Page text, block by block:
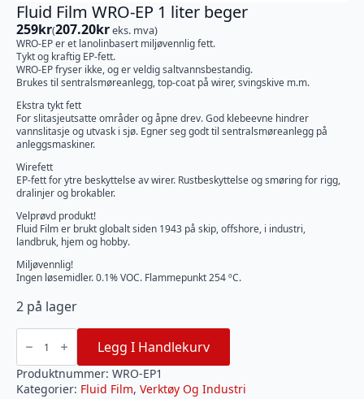
Fluid Film WRO-EP 1 liter beger
259kr(207.20kreks. mva)
WRO-EP er et lanolinbasert miljøvennlig fett.
Tykt og kraftig EP-fett.
WRO-EP fryser ikke, og er veldig saltvannsbestandig.
Brukes til sentralsmøreanlegg, top-coat på wirer, svingskive m.m.
Ekstra tykt fett
For slitasjeutsatte områder og åpne drev. God klebeevne hindrer
vannslitasje og utvask i sjø. Egner seg godt til sentralsmøreanlegg på
anleggsmaskiner.
Wirefett
EP-fett for ytre beskyttelse av wirer. Rustbeskyttelse og smøring for rigg,
dralinjer og brokabler.
Velprøvd produkt!
Fluid Film er brukt globalt siden 1943 på skip, offshore, i industri,
landbruk, hjem og hobby.
Miljøvennlig!
Ingen løsemidler. 0.1% VOC. Flammepunkt 254 ºC.
2 på lager
Fluid
WRO-
EP
1
liter
beger
Legg I Handlekurv
Produktnummer: WRO-EP1
Kategorier: Fluid Film, Verktøy Og Industri